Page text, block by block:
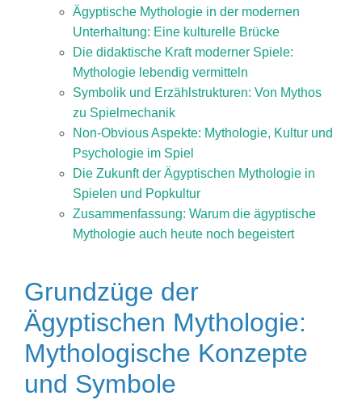
Ägyptische Mythologie in der modernen
Unterhaltung: Eine kulturelle Brücke
Die didaktische Kraft moderner Spiele:
Mythologie lebendig vermitteln
Symbolik und Erzählstrukturen: Von Mythos
zu Spielmechanik
Non-Obvious Aspekte: Mythologie, Kultur und
Psychologie im Spiel
Die Zukunft der Ägyptischen Mythologie in
Spielen und Popkultur
Zusammenfassung: Warum die ägyptische
Mythologie auch heute noch begeistert
Grundzüge der
Ägyptischen Mythologie:
Mythologische Konzepte
und Symbole